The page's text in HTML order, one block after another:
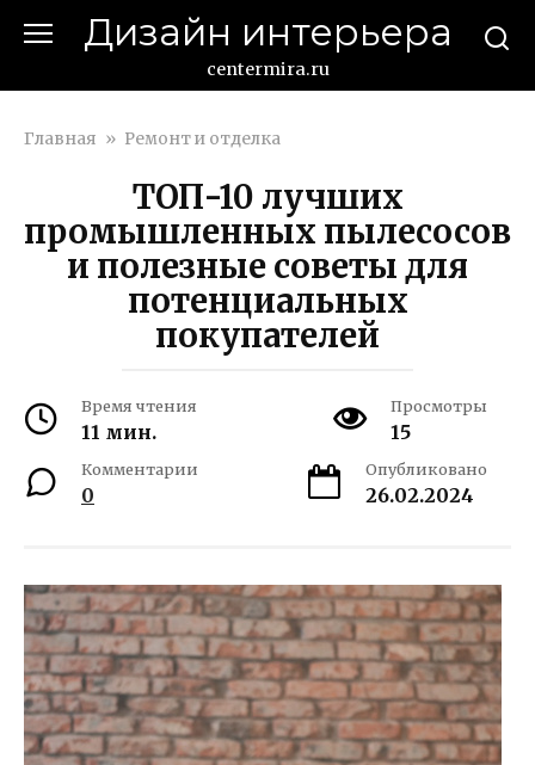
Дизайн интерьера
centermira.ru
Главная » Ремонт и отделка
ТОП-10 лучших
промышленных пылесосов
и полезные советы для
потенциальных
покупателей
Время чтения
11 мин.
Просмотры
15
Комментарии
0
Опубликовано
26.02.2024